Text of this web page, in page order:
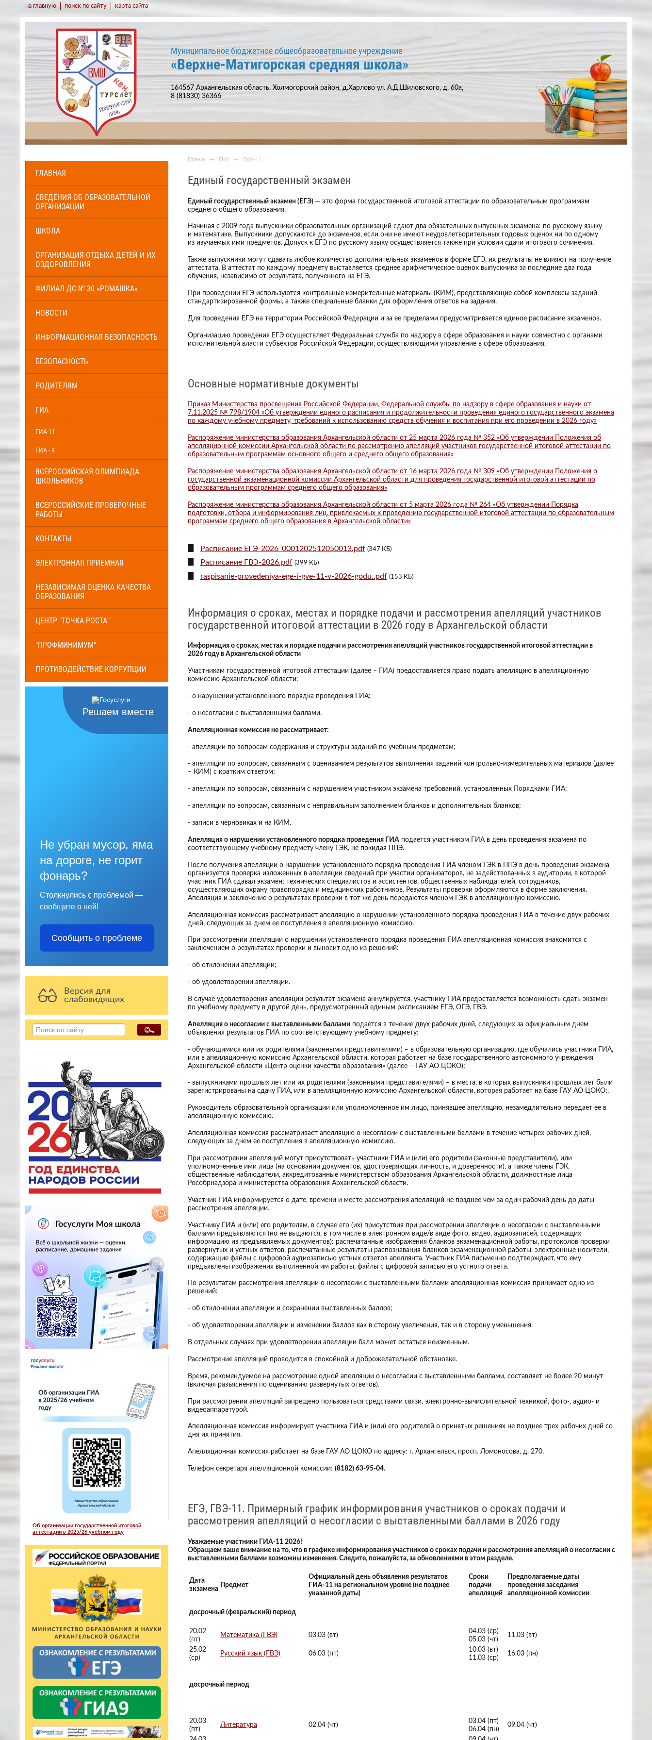
на главную поиск по сайту карта сайта
Муниципальное бюджетное общеобразовательное учреждение
«Верхне-Матигорская средняя школа»
164567 Архангельская область, Холмогорский район, д.Харлово ул. А.Д.Шиловского, д. 60а,
8 (81830) 36366
ГЛАВНАЯ
СВЕДЕНИЯ ОБ ОБРАЗОВАТЕЛЬНОЙ
ОРГАНИЗАЦИИ
ШКОЛА
ОРГАНИЗАЦИЯ ОТДЫХА ДЕТЕЙ И ИХ
ОЗДОРОВЛЕНИЯ
ФИЛИАЛ ДС № 30 «РОМАШКА»
НОВОСТИ
ИНФОРМАЦИОННАЯ БЕЗОПАСНОСТЬ
БЕЗОПАСНОСТЬ
РОДИТЕЛЯМ
ГИА
ГИА-11
ГИА - 9
ВСЕРОССИЙСКАЯ ОЛИМПИАДА
ШКОЛЬНИКОВ
ВСЕРОССИЙСКИЕ ПРОВЕРОЧНЫЕ
РАБОТЫ
КОНТАКТЫ
ЭЛЕКТРОННАЯ ПРИЕМНАЯ
НЕЗАВИСИМАЯ ОЦЕНКА КАЧЕСТВА
ОБРАЗОВАНИЯ
ЦЕНТР "ТОЧКА РОСТА"
"ПРОФМИНИМУМ"
ПРОТИВОДЕЙСТВИЕ КОРРУПЦИИ
Решаем вместе
Не убран мусор, яма
на дороге, не горит
фонарь?
Столкнулись с проблемой —
сообщите о ней!
Сообщить о проблеме
Версия для
слабовидящих
Об организации государственной итоговой
аттестации в 2025/26 учебном году
Главная → ГИА → ГИА-11
Единый государственный экзамен
Единый государственный экзамен (ЕГЭ) — это форма государственной итоговой аттестации по образовательным программам
среднего общего образования.
Начиная с 2009 года выпускники образовательных организаций сдают два обязательных выпускных экзамена: по русскому языку
и математике. Выпускники допускаются до экзаменов, если они не имеют неудовлетворительных годовых оценок ни по одному
из изучаемых ими предметов. Допуск к ЕГЭ по русскому языку осуществляется также при условии сдачи итогового сочинения.
Также выпускники могут сдавать любое количество дополнительных экзаменов в форме ЕГЭ, их результаты не влияют на получение
аттестата. В аттестат по каждому предмету выставляется среднее арифметическое оценок выпускника за последние два года
обучения, независимо от результата, полученного на ЕГЭ.
При проведении ЕГЭ используются контрольные измерительные материалы (КИМ), представляющие собой комплексы заданий
стандартизированной формы, а также специальные бланки для оформления ответов на задания.
Для проведения ЕГЭ на территории Российской Федерации и за ее пределами предусматривается единое расписание экзаменов.
Организацию проведения ЕГЭ осуществляет Федеральная служба по надзору в сфере образования и науки совместно с органами
исполнительной власти субъектов Российской Федерации, осуществляющими управление в сфере образования.
Основные нормативные документы
Приказ Министерства просвещения Российской Федерации, Федеральной службы по надзору в сфере образования и науки от
7.11.2025 № 798/1904 «Об утверждении единого расписания и продолжительности проведения единого государственного экзамена
по каждому учебному предмету, требований к использованию средств обучения и воспитания при его проведении в 2026 году»
Распоряжение министерства образования Архангельской области от 25 марта 2026 года № 352 «Об утверждении Положения об
апелляционной комиссии Архангельской области по рассмотрению апелляций участников государственной итоговой аттестации по
образовательным программам основного общего и среднего общего образования»
Распоряжение министерства образования Архангельской области от 16 марта 2026 года № 309 «Об утверждении Положения о
государственной экзаменационной комиссии Архангельской области для проведения государственной итоговой аттестации по
образовательным программам среднего общего образования»
Распоряжение министерства образования Архангельской области от 5 марта 2026 года № 264 «Об утверждении Порядка
подготовки, отбора и информирования лиц, привлекаемых к проведению государственной итоговой аттестации по образовательным
программам среднего общего образования в Архангельской области»
Расписание ЕГЭ-2026_0001202512050013.pdf (347 КБ)
Расписание ГВЭ-2026.pdf (399 КБ)
raspisanie-provedeniya-ege-i-gve-11-v-2026-godu..pdf (153 КБ)
Информация о сроках, местах и порядке подачи и рассмотрения апелляций участников
государственной итоговой аттестации в 2026 году в Архангельской области
Информация о сроках, местах и порядке подачи и рассмотрения апелляций участников государственной итоговой аттестации в
2026 году в Архангельской области
Участникам государственной итоговой аттестации (далее – ГИА) предоставляется право подать апелляцию в апелляционную
комиссию Архангельской области:
- о нарушении установленного порядка проведения ГИА;
- о несогласии с выставленными баллами.
Апелляционная комиссия не рассматривает:
- апелляции по вопросам содержания и структуры заданий по учебным предметам;
- апелляции по вопросам, связанным с оцениванием результатов выполнения заданий контрольно-измерительных материалов (далее
– КИМ) с кратким ответом;
- апелляции по вопросам, связанным с нарушением участником экзамена требований, установленных Порядками ГИА;
- апелляции по вопросам, связанным с неправильным заполнением бланков и дополнительных бланков;
- записи в черновиках и на КИМ.
Апелляция о нарушении установленного порядка проведения ГИА подается участником ГИА в день проведения экзамена по
соответствующему учебному предмету члену ГЭК, не покидая ППЭ.
После получения апелляции о нарушении установленного порядка проведения ГИА членом ГЭК в ППЭ в день проведения экзамена
организуется проверка изложенных в апелляции сведений при участии организаторов, не задействованных в аудитории, в которой
участник ГИА сдавал экзамен; технических специалистов и ассистентов, общественных наблюдателей, сотрудников,
осуществляющих охрану правопорядка и медицинских работников. Результаты проверки оформляются в форме заключения.
Апелляция и заключение о результатах проверки в тот же день передаются членом ГЭК в апелляционную комиссию.
Апелляционная комиссия рассматривает апелляцию о нарушении установленного порядка проведения ГИА в течение двух рабочих
дней, следующих за днем ее поступления в апелляционную комиссию.
При рассмотрении апелляции о нарушении установленного порядка проведения ГИА апелляционная комиссия знакомится с
заключением о результатах проверки и выносит одно из решений:
- об отклонении апелляции;
- об удовлетворении апелляции.
В случае удовлетворения апелляции результат экзамена аннулируется, участнику ГИА предоставляется возможность сдать экзамен
по учебному предмету в другой день, предусмотренный единым расписанием ЕГЭ, ОГЭ, ГВЭ.
Апелляция о несогласии с выставленными баллами подается в течение двух рабочих дней, следующих за официальным днем
объявления результатов ГИА по соответствующему учебному предмету:
- обучающимися или их родителями (законными представителями) ‒ в образовательную организацию, где обучались участники ГИА,
или в апелляционную комиссию Архангельской области, которая работает на базе государственного автономного учреждения
Архангельской области «Центр оценки качества образования» (далее – ГАУ АО ЦОКО);
- выпускниками прошлых лет или их родителями (законными представителями) ‒ в места, в которых выпускники прошлых лет были
зарегистрированы на сдачу ГИА, или в апелляционную комиссию Архангельской области, которая работает на базе ГАУ АО ЦОКО;.
Руководитель образовательной организации или уполномоченное им лицо, принявшее апелляцию, незамедлительно передает ее в
апелляционную комиссию.
Апелляционная комиссия рассматривает апелляцию о несогласии с выставленными баллами в течение четырех рабочих дней,
следующих за днем ее поступления в апелляционную комиссию.
При рассмотрении апелляций могут присутствовать участники ГИА и (или) его родители (законные представители), или
уполномоченные ими лица (на основании документов, удостоверяющих личность, и доверенности), а также члены ГЭК,
общественные наблюдатели, аккредитованные министерством образования Архангельской области, должностные лица
Рособрнадзора и министерства образования Архангельской области.
Участник ГИА информируется о дате, времени и месте рассмотрения апелляций не позднее чем за один рабочий день до даты
рассмотрения апелляции.
Участнику ГИА и (или) его родителям, в случае его (их) присутствия при рассмотрении апелляции о несогласии с выставленными
баллами предъявляются (но не выдаются, в том числе в электронном виде/в виде фото, видео, аудиозаписей, содержащих
информацию из предъявляемых документов): распечатанные изображения бланков экзаменационной работы, протоколов проверки
развернутых и устных ответов, распечатанные результаты распознавания бланков экзаменационной работы, электронные носители,
содержащие файлы с цифровой аудиозаписью устных ответов апеллянта. Участник ГИА письменно подтверждает, что ему
предъявлены изображения выполненной им работы, файлы с цифровой записью его устного ответа.
По результатам рассмотрения апелляции о несогласии с выставленными баллами апелляционная комиссия принимает одно из
решений:
- об отклонении апелляции и сохранении выставленных баллов;
- об удовлетворении апелляции и изменении баллов как в сторону увеличения, так и в сторону уменьшения.
В отдельных случаях при удовлетворении апелляции балл может остаться неизменным.
Рассмотрение апелляций проводится в спокойной и доброжелательной обстановке.
Время, рекомендуемое на рассмотрение одной апелляции о несогласии с выставленными баллами, составляет не более 20 минут
(включая разъяснения по оцениванию развернутых ответов).
При рассмотрении апелляций запрещено пользоваться средствами связи, электронно-вычислительной техникой, фото-, аудио- и
видеоаппаратурой.
Апелляционная комиссия информирует участника ГИА и (или) его родителей о принятых решениях не позднее трех рабочих дней со
дня их принятия.
Апелляционная комиссия работает на базе ГАУ АО ЦОКО по адресу: г. Архангельск, просп. Ломоносова, д. 270.
Телефон секретаря апелляционной комиссии: (8182) 63-95-04.
ЕГЭ, ГВЭ-11. Примерный график информирования участников о сроках подачи и
рассмотрения апелляций о несогласии с выставленными баллами в 2026 году
Уважаемые участники ГИА-11 2026!
Обращаем ваше внимание на то, что в графике информирования участников о сроках подачи и рассмотрения апелляций о несогласии с
выставленными баллами возможны изменения. Следите, пожалуйста, за обновлениями в этом разделе.
Дата
экзамена
Предмет
Официальный день объявления результатов
ГИА-11 на региональном уровне (не позднее
указанной даты)
Сроки
подачи
апелляций
Предполагаемые даты
проведения заседания
апелляционной комиссии
досрочный (февральский) период
20.02
(пт)
Математика (ГВЭ) 03.03 (вт)
04.03 (ср)
05.03 (чт)
11.03 (вт)
25.02
(ср)
Русский язык (ГВЭ) 06.03 (пт)
10.03 (вт)
11.03 (ср)
16.03 (пн)
досрочный период
20.03
(пт)
Литература 02.04 (чт)
03.04 (пт)
06.04 (пн)
09.04 (чт)